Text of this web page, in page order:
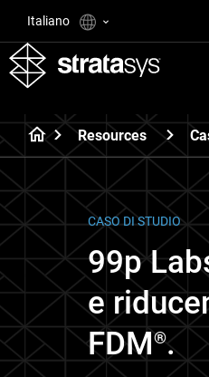
Italiano
Resources
CASO DI STUDIO
99p
e
FDM®.